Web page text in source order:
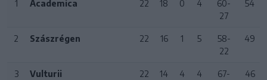
1 Academica 22 18 0 4
60-
27
54
2 Szászrégen 22 16 1 5
58-
22
49
3 Vulturii 22 14 4 4
67-
46